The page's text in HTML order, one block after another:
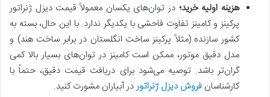
هزینه اولیه خرید؛ در توان‌های یکسان معمولاً قیمت دیزل ژنراتور
پرکینز و کامینز تفاوت فاحشی با یکدیگر ندارد. با این حال، بسته به
کشور سازنده (مثلاً پرکینز ساخت انگلستان در برابر ساخت هند) و
مدل دقیق موتور، ممکن است کامینز در توان‌های بسیار بالا کمی
گران‌تر باشد. توصیه می‌شود برای دریافت قیمت دقیق، حتماً با
کارشناسان فروش دیزل ژنراتوردر آبیاران مشورت کنید.